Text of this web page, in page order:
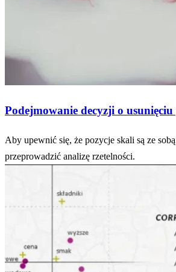
Podejmowanie decyzji o
Aby upewnić się, że pozycje skali są ze
przeprowadzić analizę rzetelności.